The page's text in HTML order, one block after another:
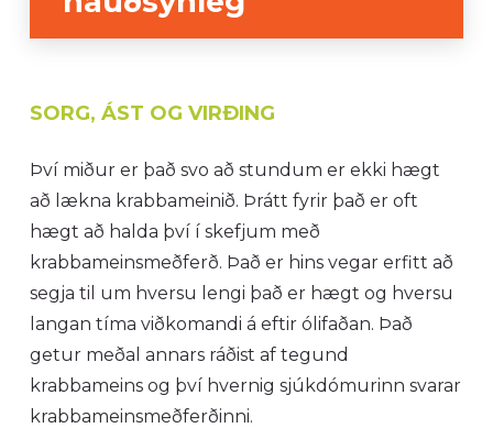
SORG, ÁST OG VIRÐING
Því miður er það svo að stundum er ekki hægt
að lækna krabbameinið. Þrátt fyrir það er oft
hægt að halda því í skefjum með
krabbameinsmeðferð. Það er hins vegar erfitt að
segja til um hversu lengi það er hægt og hversu
langan tíma viðkomandi á eftir ólifaðan. Það
getur meðal annars ráðist af tegund
krabbameins og því hvernig sjúkdómurinn svarar
krabbameinsmeðferðinni.